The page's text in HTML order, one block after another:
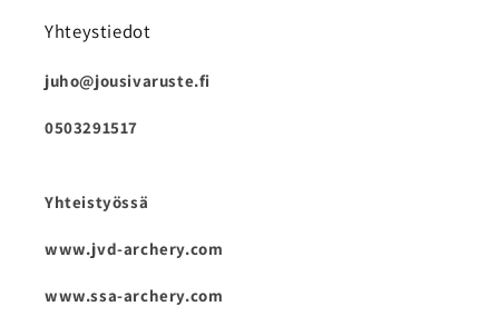
Yhteystiedot
juho@jousivaruste.fi
0503291517
Yhteistyössä
www.jvd-archery.com
www.ssa-archery.com